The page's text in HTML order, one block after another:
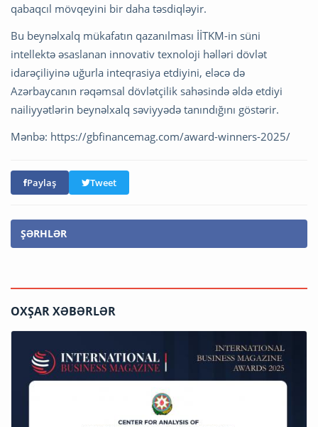
qabaqcıl mövqeyini bir daha təsdiqləyir.
Bu beynəlxalq mükafatın qazanılması İİTKM-in süni
intellektə əsaslanan innovativ texnoloji həlləri dövlət
idarəçiliyinə uğurla inteqrasiya etdiyini, eləcə də
Azərbaycanın rəqəmsal dövlətçilik sahəsində əldə etdiyi
nailiyyətlərin beynəlxalq səviyyədə tanındığını göstərir.
Mənbə: https://gbfinancemag.com/award-winners-2025/
Paylaş Tweet
ŞƏRHLƏR
OXŞAR XƏBƏRLƏR